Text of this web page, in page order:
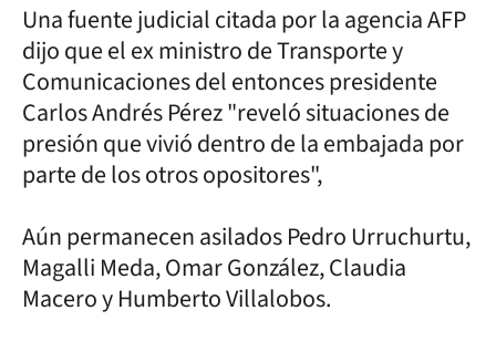
Una fuente judicial citada por la agencia AFP
dijo que el ex ministro de Transporte y
Comunicaciones del entonces presidente
Carlos Andrés Pérez "reveló situaciones de
presión que vivió dentro de la embajada por
parte de los otros opositores",
Aún permanecen asilados Pedro Urruchurtu,
Magalli Meda, Omar González, Claudia
Macero y Humberto Villalobos.